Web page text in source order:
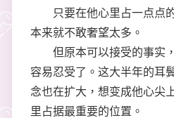
只要在他心里占一点点的
本来就不敢奢望太多。
但原本可以接受的事实，
容易忍受了。这大半年的耳
念也在扩大，想变成他心尖
里占据最重要的位置。